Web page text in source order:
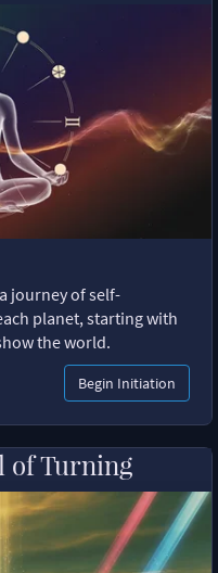
journey of self-
planet, starting with
the world.
Begin Initiation
of Turning